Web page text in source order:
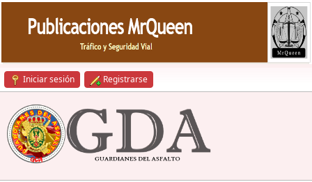
Iniciar sesión Registrarse